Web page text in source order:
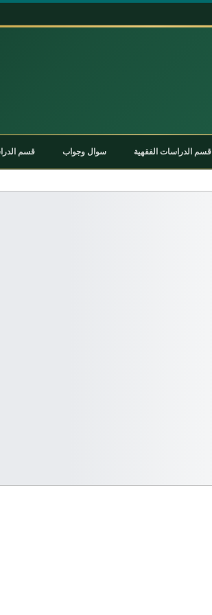
قسم الدراسات الفقهية سوال وجواب قسم